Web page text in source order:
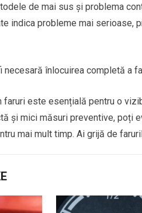
de mai sus și problema
indica probleme mai serioase,
necesară înlocuirea completă a
faruri este esențială pentru o
și mici măsuri preventive, poți
mai mult timp. Ai grijă de